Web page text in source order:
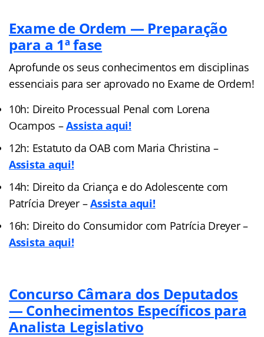
Exame de Ordem — Preparação
para a 1ª fase
Aprofunde os seus conhecimentos em disciplinas
essenciais para ser aprovado no Exame de Ordem!
10h: Direito Processual Penal com Lorena
Ocampos –Assista aqui!
12h: Estatuto da OAB com Maria Christina –
Assista aqui!
14h: Direito da Criança e do Adolescente com
Patrícia Dreyer –Assista aqui!
16h: Direito do Consumidor com Patrícia Dreyer –
Assista aqui!
Concurso Câmara dos Deputados
— Conhecimentos Específicos para
Analista Legislativo